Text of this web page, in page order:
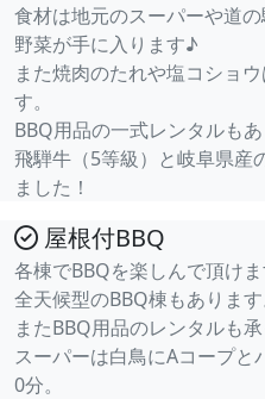
食材は地元のスーパーや道
野菜が手に入ります♪
また焼肉のたれや塩コショ
す。
BBQ用品の一式レンタルも
飛騨牛（5等級）と岐阜県産
ました！
屋根付BBQ
各棟でBBQを楽しんで頂けま
全天候型のBBQ棟もあります
またBBQ用品のレンタルも承
スーパーは白鳥にAコープ
0分。